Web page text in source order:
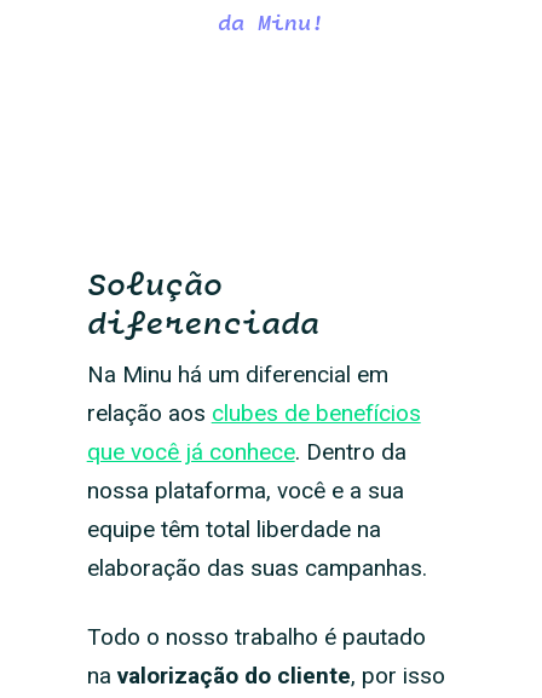
da Minu!
Solução
diferenciada
Na Minu há um diferencial em
relação aos clubes de benefícios
que você já conhece. Dentro da
nossa plataforma, você e a sua
equipe têm total liberdade na
elaboração das suas campanhas.
Todo o nosso trabalho é pautado
na valorização do cliente, por isso